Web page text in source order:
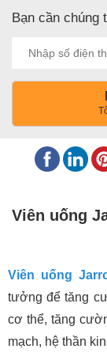
Bạn cần chúng
Viên uống
Viên uống
tưởng để tăng
cơ thể, tăng
mạch, hệ thần